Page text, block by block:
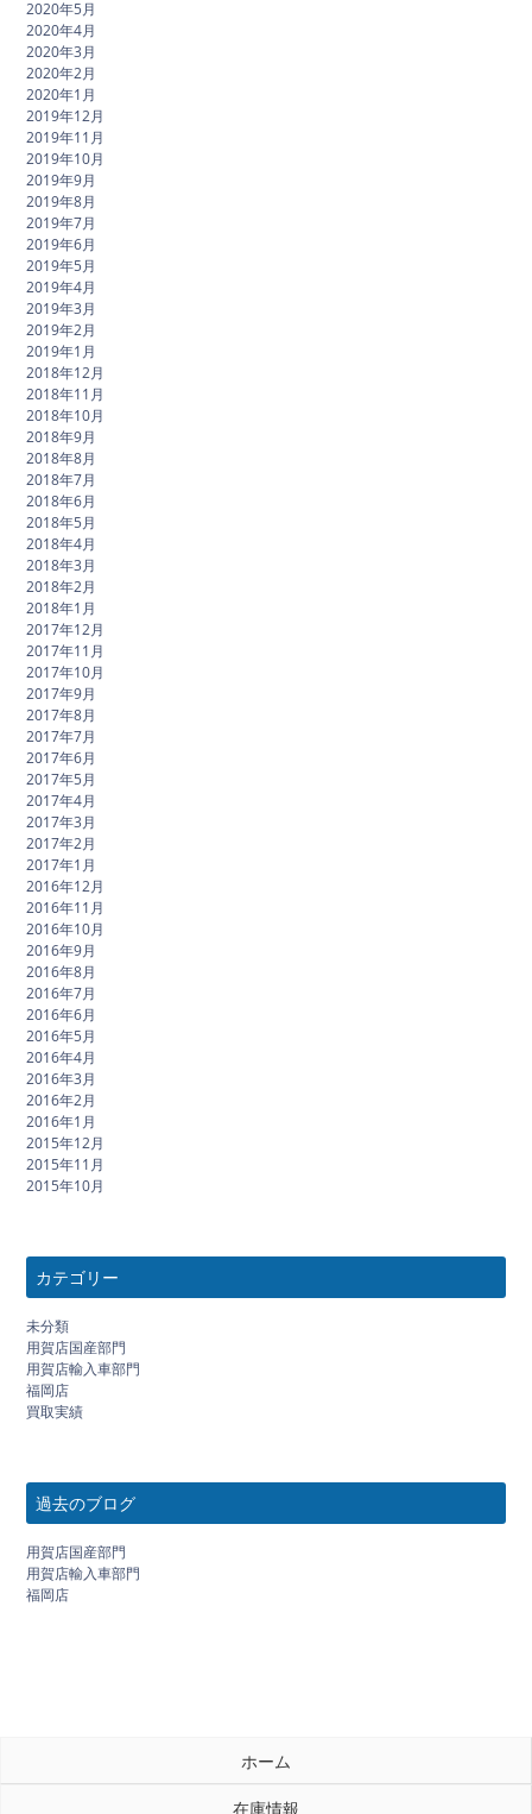
2020年5月
2020年4月
2020年3月
2020年2月
2020年1月
2019年12月
2019年11月
2019年10月
2019年9月
2019年8月
2019年7月
2019年6月
2019年5月
2019年4月
2019年3月
2019年2月
2019年1月
2018年12月
2018年11月
2018年10月
2018年9月
2018年8月
2018年7月
2018年6月
2018年5月
2018年4月
2018年3月
2018年2月
2018年1月
2017年12月
2017年11月
2017年10月
2017年9月
2017年8月
2017年7月
2017年6月
2017年5月
2017年4月
2017年3月
2017年2月
2017年1月
2016年12月
2016年11月
2016年10月
2016年9月
2016年8月
2016年7月
2016年6月
2016年5月
2016年4月
2016年3月
2016年2月
2016年1月
2015年12月
2015年11月
2015年10月
カテゴリー
未分類
用賀店国産部門
用賀店輸入車部門
福岡店
買取実績
過去のブログ
用賀店国産部門
用賀店輸入車部門
福岡店
ホーム
在庫情報